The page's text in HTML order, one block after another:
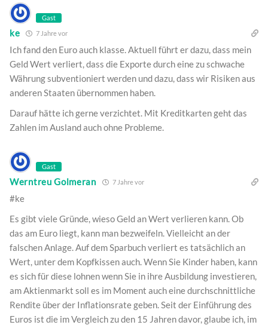
Gast
ke 7 Jahre vor
Ich fand den Euro auch klasse. Aktuell führt er dazu, dass mein
Geld Wert verliert, dass die Exporte durch eine zu schwache
Währung subventioniert werden und dazu, dass wir Risiken aus
anderen Staaten übernommen haben.
Darauf hätte ich gerne verzichtet. Mit Kreditkarten geht das
Zahlen im Ausland auch ohne Probleme.
Gast
Werntreu Golmeran 7 Jahre vor
#ke
Es gibt viele Gründe, wieso Geld an Wert verlieren kann. Ob
das am Euro liegt, kann man bezweifeln. Vielleicht an der
falschen Anlage. Auf dem Sparbuch verliert es tatsächlich an
Wert, unter dem Kopfkissen auch. Wenn Sie Kinder haben, kann
es sich für diese lohnen wenn Sie in ihre Ausbildung investieren,
am Aktienmarkt soll es im Moment auch eine durchschnittliche
Rendite über der Inflationsrate geben. Seit der Einführung des
Euros ist die im Vergleich zu den 15 Jahren davor, glaube ich, im